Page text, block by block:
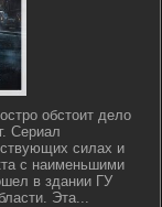
обстоит дело
Сериал
силах и
с наименьшими
в здании ГУ
Эта...